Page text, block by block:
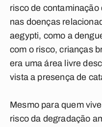
risco de
nas doenças
aegypti, como a
com o risco, crianças
era uma área livre
vista a presença de
Mesmo para quem
risco da degradação